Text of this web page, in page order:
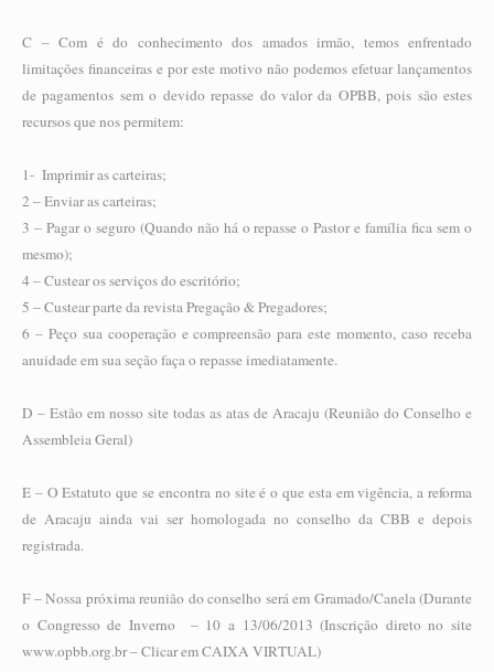
C – Com é do conhecimento dos amados irmão, temos enfrentado
limitações financeiras e por este motivo não podemos efetuar lançamentos
de pagamentos sem o devido repasse do valor da OPBB, pois são estes
recursos que nos permitem:
1- Imprimir as carteiras;
2 – Enviar as carteiras;
3 – Pagar o seguro (Quando não há o repasse o Pastor e família fica sem o
mesmo);
4 – Custear os serviços do escritório;
5 – Custear parte da revista Pregação & Pregadores;
6 – Peço sua cooperação e compreensão para este momento, caso receba
anuidade em sua seção faça o repasse imediatamente.
D – Estão em nosso site todas as atas de Aracaju (Reunião do Conselho e
Assembleia Geral)
E – O Estatuto que se encontra no site é o que esta em vigência, a reforma
de Aracaju ainda vai ser homologada no conselho da CBB e depois
registrada.
F – Nossa próxima reunião do conselho será em Gramado/Canela (Durante
o Congresso de Inverno – 10 a 13/06/2013 (Inscrição direto no site
www.opbb.org.br – Clicar em CAIXA VIRTUAL)